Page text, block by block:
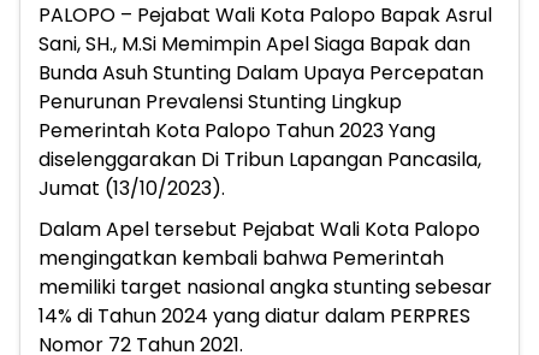
PALOPO – Pejabat Wali Kota Palopo Bapak Asrul
Sani, SH., M.Si Memimpin Apel Siaga Bapak dan
Bunda Asuh Stunting Dalam Upaya Percepatan
Penurunan Prevalensi Stunting Lingkup
Pemerintah Kota Palopo Tahun 2023 Yang
diselenggarakan Di Tribun Lapangan Pancasila,
Jumat (13/10/2023).
Dalam Apel tersebut Pejabat Wali Kota Palopo
mengingatkan kembali bahwa Pemerintah
memiliki target nasional angka stunting sebesar
14% di Tahun 2024 yang diatur dalam PERPRES
Nomor 72 Tahun 2021.